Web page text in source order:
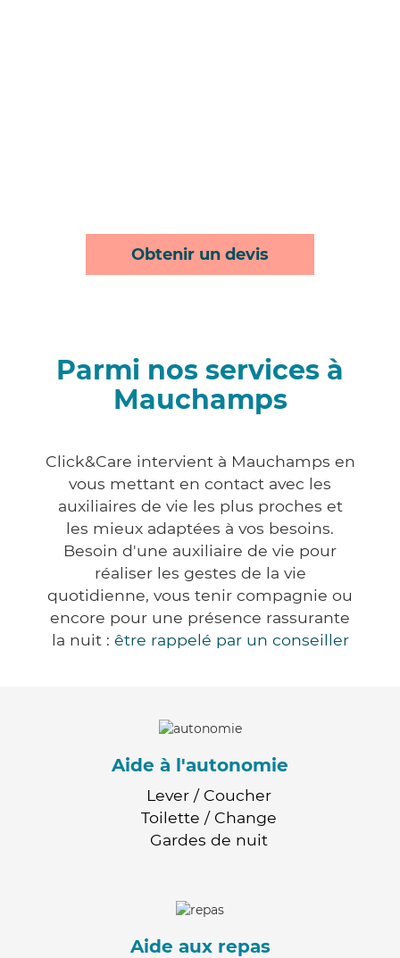
Obtenir un devis
Parmi nos services à
Mauchamps
Click&Care intervient à Mauchamps en
vous mettant en contact avec les
auxiliaires de vie les plus proches et
les mieux adaptées à vos besoins.
Besoin d'une auxiliaire de vie pour
réaliser les gestes de la vie
quotidienne, vous tenir compagnie ou
encore pour une présence rassurante
la nuit : être rappelé par un conseiller
Aide à l'autonomie
Lever / Coucher
Toilette / Change
Gardes de nuit
Aide aux repas